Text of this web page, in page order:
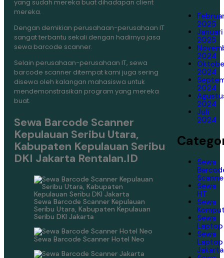
yang sudah mereka buat dihadapan client
mereka.
Dengan demikian perusahaan-perusahaan IT
sangat terbantu sekali dengan hadirnya jasa
sewa barcode scanner.
Selain perusahaan-perusahaan IT, sewa
barcode scanner ditempat kami juga sering
disewa oleh kalangan mahasiswa untuk
mendemonstrasikan program yang mereka
buat.
Sewa Barcode Scanner
Kepulauan Seribu Utara,
Kabupaten Kepulauan Seribu
DKI Jakarta Rentalan.ID
Sewa Barcode Scanner Kepulauan
Seribu Utara, Kabupaten Kepulauan
Seribu DKI Jakarta
Sewa Barcode Scanner Hotel Neo
2025
Januari
2025
2024
2024
2024
2024
Juli
2024
Sewa
Sewa
HT
Sewa
Sewa
Laptop
Sewa
Laptop
Jakarta